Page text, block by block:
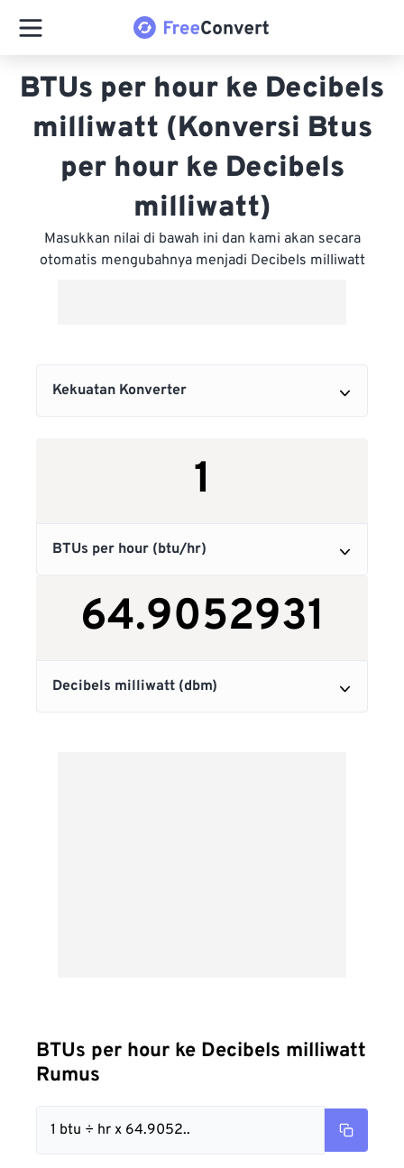
BTUs per hour ke Decibels
milliwatt (Konversi Btus
per hour ke Decibels
milliwatt)
Masukkan nilai di bawah ini dan kami akan secara
otomatis mengubahnya menjadi Decibels milliwatt
BTUs per hour ke Decibels milliwatt
Rumus
1 btu ÷ hr x 64.9052..